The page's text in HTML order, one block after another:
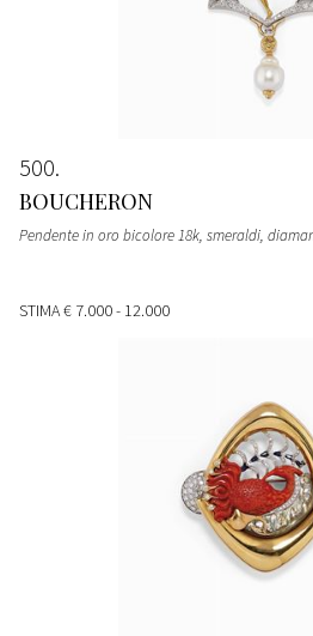
500
BOUCHERON
Pendente in oro bicolore 18k, smeraldi,
STIMA€ 7.000 - 12.000